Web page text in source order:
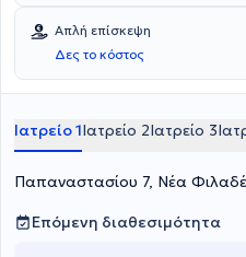
Απλή επίσκεψη
Δες το κόστος
Ιατρείο 1Ιατρείο 2Ιατρείο 3
Παπαναστασίου 7, Νέα
Επόμενη διαθεσιμότητα